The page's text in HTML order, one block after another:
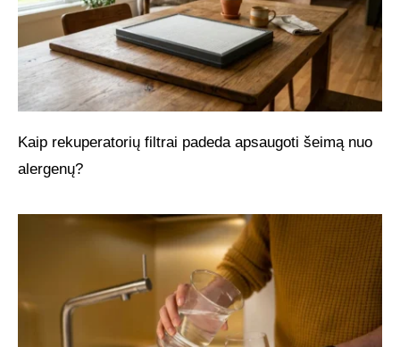
Kaip rekuperatorių filtrai padeda apsaugoti šeimą nuo
alergenų?